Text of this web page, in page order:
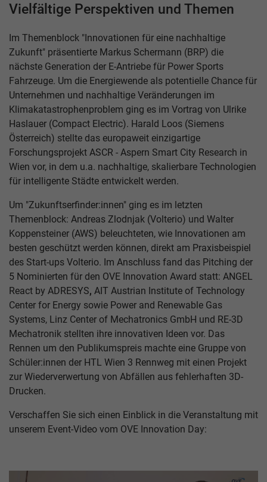
Vielfältige Perspektiven und Themen
Im Themenblock "Innovationen für eine nachhaltige
Zukunft" präsentierte Markus Schermann (BRP) die
nächste Generation der E-Antriebe für Power Sports
Fahrzeuge. Um die Energiewende als potentielle Chance für
Unternehmen und nachhaltige Veränderungen im
Klimakatastrophenproblem ging es im Vortrag von Ulrike
Haslauer (Compact Electric). Harald Loos (Siemens
Österreich) stellte das europaweit einzigartige
Forschungsprojekt ASCR - Aspern Smart City Research in
Wien vor, in dem u.a. nachhaltige, skalierbare Technologien
für intelligente Städte entwickelt werden.
Um "Zukunftserfinder:innen" ging es im letzten
Themenblock: Andreas Zlodnjak (Volterio) und Walter
Koppensteiner (AWS) beleuchteten, wie Innovationen am
besten geschützt werden können, direkt am Praxisbeispiel
des Start-ups Volterio. Im Anschluss fand das Pitching der
5 Nominierten für den OVE Innovation Award statt: ANGEL
React by ADRESYS, AIT Austrian Institute of Technology
Center for Energy sowie Power and Renewable Gas
Systems, Linz Center of Mechatronics GmbH und RE-3D
Mechatronik stellten ihre innovativen Ideen vor. Das
Rennen um den Publikumspreis machte eine Gruppe von
Schüler:innen der HTL Wien 3 Rennweg mit einen Projekt
zur Wiederverwertung von Abfällen aus fehlerhaften 3D-
Drucken.
Verschaffen Sie sich einen Einblick in die Veranstaltung mit
unserem Event-Video vom OVE Innovation Day: